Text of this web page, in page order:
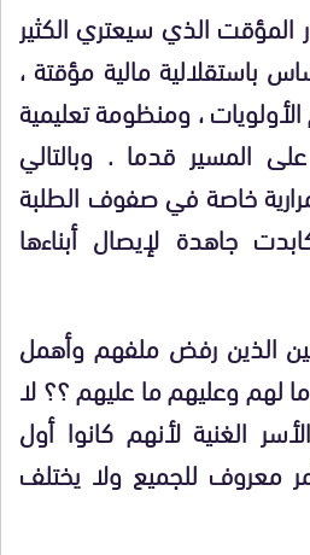
الذي سيعتري الكثير
باستقلالية مالية مؤقتة ،
، ومنظومة تعليمية
المسير قدما . وبالتالي
خاصة في صفوف الطلبة
جاهدة لإيصال أبناءها
الذين رفض ملفهم وأهمل
لهم وعليهم ما عليهم ؟؟ لا
الغنية لأنهم كانوا أول
معروف للجميع ولا يختلف